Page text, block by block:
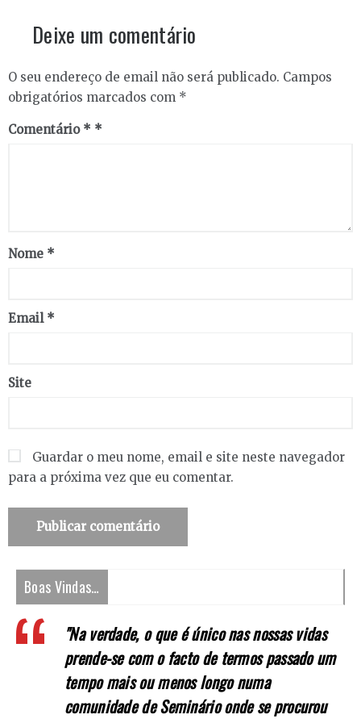
Deixe um comentário
O seu endereço de email não será publicado. Campos
obrigatórios marcados com *
Comentário *
Nome *
Email *
Site
Guardar o meu nome, email e site neste navegador
para a próxima vez que eu comentar.
Boas Vindas…
"Na verdade, o que é único nas nossas vidas
prende-se com o facto de termos passado um
tempo mais ou menos longo numa
comunidade de Seminário onde se procurou